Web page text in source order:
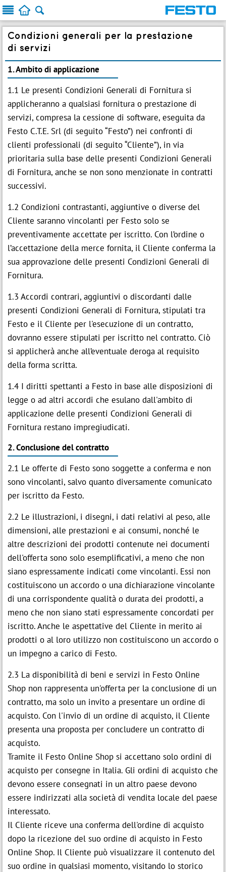
  
Condizioni generali per la prestazione
di servizi
1. Ambito di applicazione
1.1 Le presenti Condizioni Generali di Fornitura si
applicheranno a qualsiasi fornitura o prestazione di
servizi, compresa la cessione di software, eseguita da
Festo C.T.E. Srl (di seguito “Festo”) nei confronti di
clienti professionali (di seguito “Cliente”), in via
prioritaria sulla base delle presenti Condizioni Generali
di Fornitura, anche se non sono menzionate in contratti
successivi.
1.2 Condizioni contrastanti, aggiuntive o diverse del
Cliente saranno vincolanti per Festo solo se
preventivamente accettate per iscritto. Con l’ordine o
l’accettazione della merce fornita, il Cliente conferma la
sua approvazione delle presenti Condizioni Generali di
Fornitura.
1.3 Accordi contrari, aggiuntivi o discordanti dalle
presenti Condizioni Generali di Fornitura, stipulati tra
Festo e il Cliente per l'esecuzione di un contratto,
dovranno essere stipulati per iscritto nel contratto. Ciò
si applicherà anche all’eventuale deroga al requisito
della forma scritta.
1.4 I diritti spettanti a Festo in base alle disposizioni di
legge o ad altri accordi che esulano dall'ambito di
applicazione delle presenti Condizioni Generali di
Fornitura restano impregiudicati.
2. Conclusione del contratto
2.1 Le offerte di Festo sono soggette a conferma e non
sono vincolanti, salvo quanto diversamente comunicato
per iscritto da Festo.
2.2 Le illustrazioni, i disegni, i dati relativi al peso, alle
dimensioni, alle prestazioni e ai consumi, nonché le
altre descrizioni dei prodotti contenute nei documenti
dell'offerta sono solo esemplificativi, a meno che non
siano espressamente indicati come vincolanti. Essi non
costituiscono un accordo o una dichiarazione vincolante
di una corrispondente qualità o durata dei prodotti, a
meno che non siano stati espressamente concordati per
iscritto. Anche le aspettative del Cliente in merito ai
prodotti o al loro utilizzo non costituiscono un accordo o
un impegno a carico di Festo.
2.3 La disponibilità di beni e servizi in Festo Online
Shop non rappresenta un'offerta per la conclusione di un
contratto, ma solo un invito a presentare un ordine di
acquisto. Con l'invio di un ordine di acquisto, il Cliente
presenta una proposta per concludere un contratto di
acquisto.
Tramite il Festo Online Shop si accettano solo ordini di
acquisto per consegne in Italia. Gli ordini di acquisto che
devono essere consegnati in un altro paese devono
essere indirizzati alla società di vendita locale del paese
interessato.
Il Cliente riceve una conferma dell'ordine di acquisto
dopo la ricezione del suo ordine di acquisto in Festo
Online Shop. Il Cliente può visualizzare il contenuto del
suo ordine in qualsiasi momento, visitando lo storico